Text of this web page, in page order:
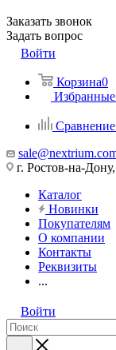
Заказать звонок
Задать вопрос
Войти
Корзина0
Сравнение
г. Ростов-на-
Каталог
Новинки
Покупателям
О компании
Контакты
Реквизиты
...
Войти